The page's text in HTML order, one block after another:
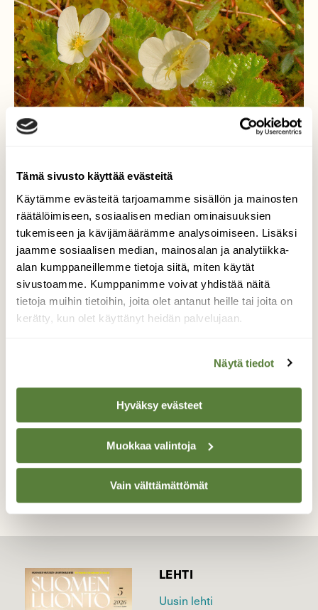
Tämä sivusto käyttää evästeitä
Käytämme evästeitä tarjoamamme sisällön ja mainosten
räätälöimiseen, sosiaalisen median ominaisuuksien
tukemiseen ja kävijämäärämme analysoimiseen. Lisäksi
jaamme sosiaalisen median, mainosalan ja analytiikka-
alan kumppaneillemme tietoja siitä, miten käytät
sivustoamme. Kumppanimme voivat yhdistää näitä
tietoja muihin tietoihin, joita olet antanut heille tai joita on
kerätty, kun olet käyttänyt heidän palvelujaan.
Näytä tiedot
Hyväksy evästeet
Muokkaa valintoja
Vain välttämättömät
Väijytys!
Kukkahämähäkki vaanii hillankukalla
Valokuvaaja: Reijo Juurinen, Nuuksion
TAKAISIN LISTAAN
LEHTI
Uusin lehti